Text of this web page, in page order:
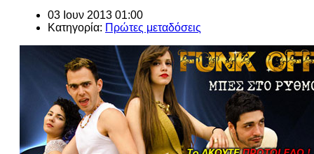
03 Ιουν 2013 01:00
Κατηγορία: Πρώτες μεταδόσεις